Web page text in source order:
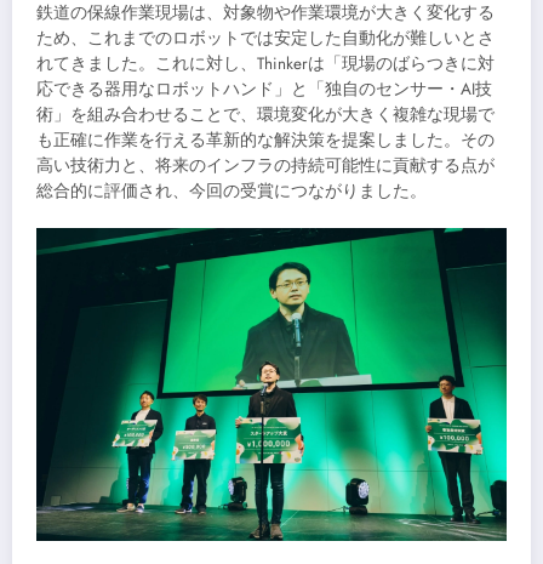
鉄道の保線作業現場は、対象物や作業環境が大きく変化する
ため、これまでのロボットでは安定した自動化が難しいとさ
れてきました。これに対し、Thinkerは「現場のばらつきに対
応できる器用なロボットハンド」と「独自のセンサー・AI技
術」を組み合わせることで、環境変化が大きく複雑な現場で
も正確に作業を行える革新的な解決策を提案しました。その
高い技術力と、将来のインフラの持続可能性に貢献する点が
総合的に評価され、今回の受賞につながりました。